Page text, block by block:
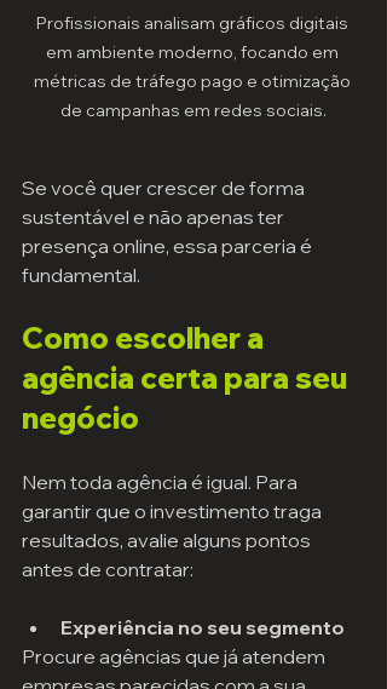
Profissionais analisam gráficos digitais
em ambiente moderno, focando em
métricas de tráfego pago e otimização
de campanhas em redes sociais.
Se você quer crescer de forma
sustentável e não apenas ter
presença online, essa parceria é
fundamental.
Como escolher a
agência certa para seu
negócio
Nem toda agência é igual. Para
garantir que o investimento traga
resultados, avalie alguns pontos
antes de contratar:
Experiência no seu segmento
Procure agências que já atendem